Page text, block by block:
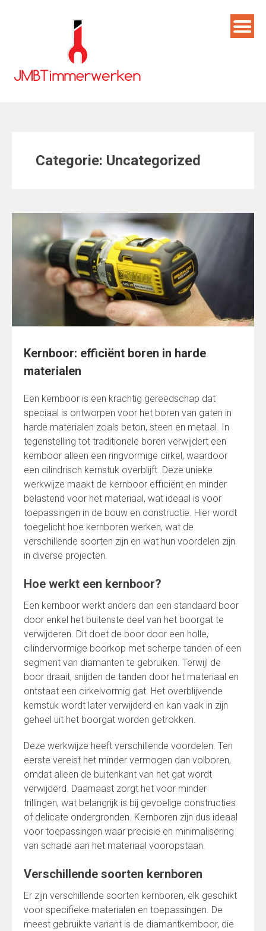
Categorie: Uncategorized
Kernboor: efficiënt boren in harde
materialen
Een kernboor is een krachtig gereedschap dat
speciaal is ontworpen voor het boren van gaten in
harde materialen zoals beton, steen en metaal. In
tegenstelling tot traditionele boren verwijdert een
kernboor alleen een ringvormige cirkel, waardoor
een cilindrisch kernstuk overblijft. Deze unieke
werkwijze maakt de kernboor efficiënt en minder
belastend voor het materiaal, wat ideaal is voor
toepassingen in de bouw en constructie. Hier wordt
toegelicht hoe kernboren werken, wat de
verschillende soorten zijn en wat hun voordelen zijn
in diverse projecten.
Hoe werkt een kernboor?
Een kernboor werkt anders dan een standaard boor
door enkel het buitenste deel van het boorgat te
verwijderen. Dit doet de boor door een holle,
cilindervormige boorkop met scherpe tanden of een
segment van diamanten te gebruiken. Terwijl de
boor draait, snijden de tanden door het materiaal en
ontstaat een cirkelvormig gat. Het overblijvende
kernstuk wordt later verwijderd en kan vaak in zijn
geheel uit het boorgat worden getrokken.
Deze werkwijze heeft verschillende voordelen. Ten
eerste vereist het minder vermogen dan volboren,
omdat alleen de buitenkant van het gat wordt
verwijderd. Daarnaast zorgt het voor minder
trillingen, wat belangrijk is bij gevoelige constructies
of delicate ondergronden. Kernboren zijn dus ideaal
voor toepassingen waar precisie en minimalisering
van schade aan het materiaal vooropstaan.
Verschillende soorten kernboren
Er zijn verschillende soorten kernboren, elk geschikt
voor specifieke materialen en toepassingen. De
meest gebruikte variant is de diamantkernboor, die